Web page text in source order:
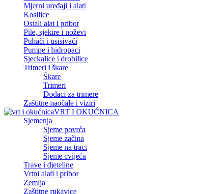
Mjerni uređaji i alati
Kosilice
Ostali alat i pribor
Pile, sjekire i noževi
Puhači i usisivači
Pumpe i hidropaci
Sjeckalice i drobilice
Trimeri i škare
Škare
Trimeri
Dodaci za trimere
Zaštitne naočale i viziri
VRT I OKUĆNICA
Sjemenja
Sjeme povrća
Sjeme začina
Sjeme na traci
Sjeme cvijeća
Trave i djeteline
Vrtni alati i pribor
Zemlja
Zaštitne rukavice